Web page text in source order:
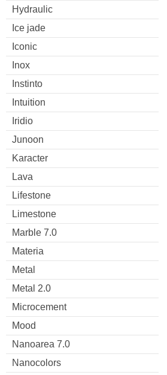
Hydraulic
Ice jade
Iconic
Inox
Instinto
Intuition
Iridio
Junoon
Karacter
Lava
Lifestone
Limestone
Marble 7.0
Materia
Metal
Metal 2.0
Microcement
Mood
Nanoarea 7.0
Nanocolors